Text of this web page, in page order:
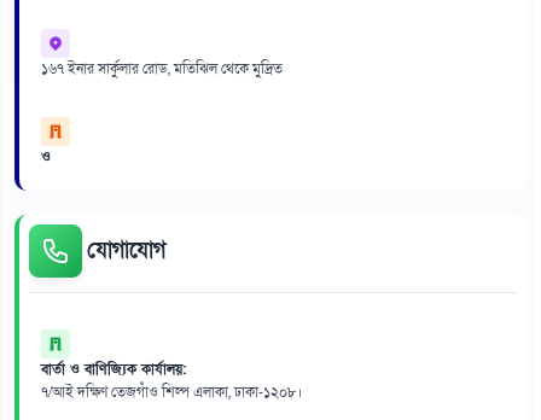
১৬৭ ইনার সার্কুলার রোড, মতিঝিল থেকে মুদ্রিত
ও
যোগাযোগ
বার্তা ও বাণিজ্যিক কার্যালয়:
৭/আই দক্ষিণ তেজগাঁও শিল্প এলাকা, ঢাকা-১২০৮।